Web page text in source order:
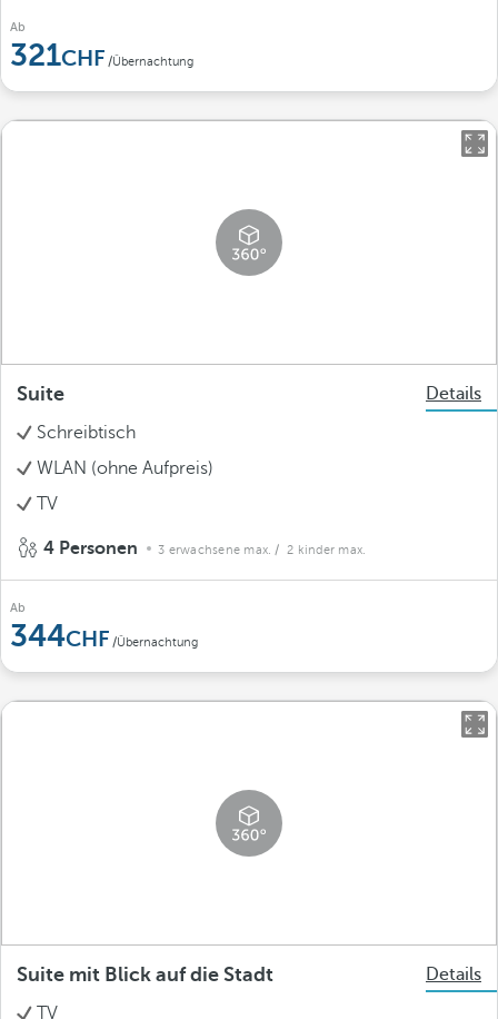
Ab
321 /Übernachtung
Suite
Details
Schreibtisch
WLAN (ohne Aufpreis)
TV
4 Personen 3 erwachsene max. / 2 kinder max.
Ab
344 /Übernachtung
Suite mit Blick auf die Stadt
Details
TV